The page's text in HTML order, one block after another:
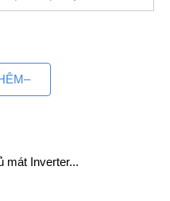
gia thành lập vào năm
gia dụng như máy giặt,
không khí, quạt điều hoà,
mát Inverter...